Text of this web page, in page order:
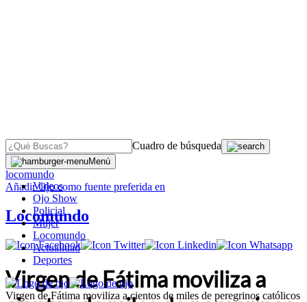
Cuadro de búsqueda
Menú
Videos
Ojo Show
Policial
Mujer
Locomundo
Actualidad
Deportes
Virgen de Fátima moviliza a cientos de miles de peregrinos católicos
OJO
locomundo
AñadirOjocomo fuente preferida en
Locomundo
Virgen de Fátima moviliza a